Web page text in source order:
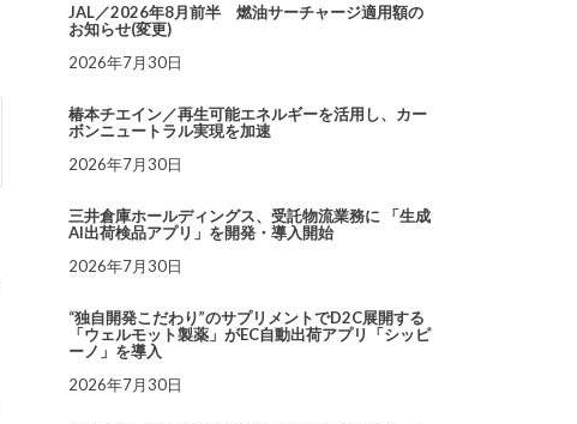
JAL／2026年8月前半 燃油サーチャージ適用額の
お知らせ(変更)
2026年7月30日
椿本チエイン／再生可能エネルギーを活用し、カー
ボンニュートラル実現を加速
2026年7月30日
三井倉庫ホールディングス、受託物流業務に 「生成
AI出荷検品アプリ」を開発・導入開始
2026年7月30日
“独自開発こだわり”のサプリメントでD2C展開する
「ウェルモット製薬」がEC自動出荷アプリ「シッピ
ーノ」を導入
2026年7月30日